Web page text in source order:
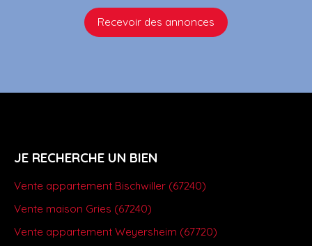
Recevoir des annonces
JE RECHERCHE UN BIEN
Vente appartement Bischwiller (67240)
Vente maison Gries (67240)
Vente appartement Weyersheim (67720)